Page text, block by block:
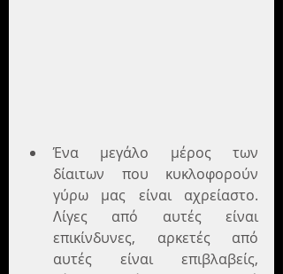
Ένα μεγάλο μέρος των
δίαιτων που κυκλοφορούν
γύρω μας είναι αχρείαστο.
Λίγες από αυτές είναι
επικίνδυνες, αρκετές από
αυτές είναι επιβλαβείς,